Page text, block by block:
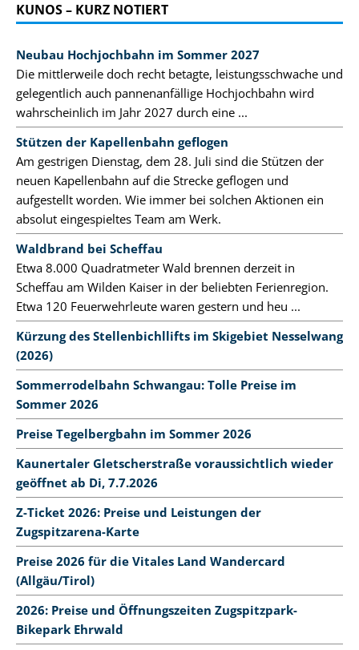
KUNOS – KURZ NOTIERT
Neubau Hochjochbahn im Sommer 2027
Die mittlerweile doch recht betagte, leistungsschwache und
gelegentlich auch pannenanfällige Hochjochbahn wird
wahrscheinlich im Jahr 2027 durch eine ...
Stützen der Kapellenbahn geflogen
Am gestrigen Dienstag, dem 28. Juli sind die Stützen der
neuen Kapellenbahn auf die Strecke geflogen und
aufgestellt worden. Wie immer bei solchen Aktionen ein
absolut eingespieltes Team am Werk.
Waldbrand bei Scheffau
Etwa 8.000 Quadratmeter Wald brennen derzeit in
Scheffau am Wilden Kaiser in der beliebten Ferienregion.
Etwa 120 Feuerwehrleute waren gestern und heu ...
Kürzung des Stellenbichllifts im Skigebiet Nesselwang
(2026)
Sommerrodelbahn Schwangau: Tolle Preise im
Sommer 2026
Preise Tegelbergbahn im Sommer 2026
Kaunertaler Gletscherstraße voraussichtlich wieder
geöffnet ab Di, 7.7.2026
Z-Ticket 2026: Preise und Leistungen der
Zugspitzarena-Karte
Preise 2026 für die Vitales Land Wandercard
(Allgäu/Tirol)
2026: Preise und Öffnungszeiten Zugspitzpark-
Bikepark Ehrwald